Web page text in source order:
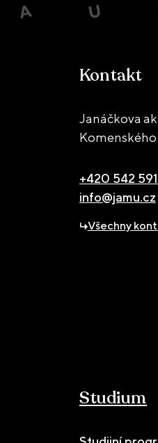
Kontakt
Janáčkova
Komenského
+420 542
info@jamu.cz
Všechny
Studium